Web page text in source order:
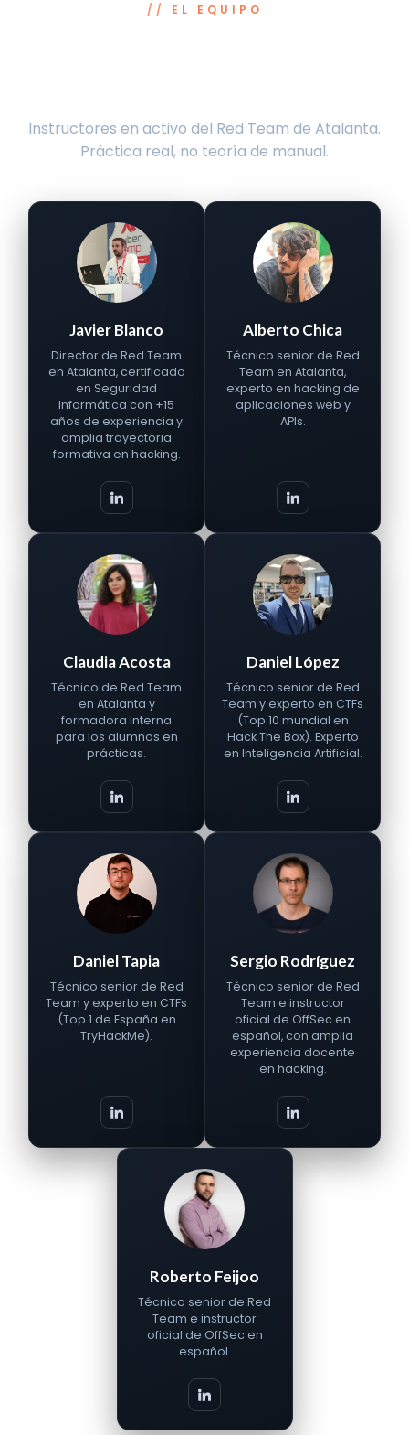
EL EQUIPO
Instructores en activo del Red Team de Atalanta.
Práctica real, no teoría de manual.
Javier Blanco
Director de Red Team
en Atalanta, certificado
en Seguridad
Informática con +15
años de experiencia y
amplia trayectoria
formativa en hacking.
Alberto Chica
Técnico senior de Red
Team en Atalanta,
experto en hacking de
aplicaciones web y
APIs.
Claudia Acosta
Técnico de Red Team
en Atalanta y
formadora interna
para los alumnos en
prácticas.
Daniel López
Técnico senior de Red
Team y experto en CTFs
(Top 10 mundial en
Hack The Box). Experto
en Inteligencia Artificial.
Daniel Tapia
Técnico senior de Red
Team y experto en CTFs
(Top 1 de España en
TryHackMe).
Sergio Rodríguez
Técnico senior de Red
Team e instructor
oficial de OffSec en
español, con amplia
experiencia docente
en hacking.
Roberto Feijoo
Técnico senior de Red
Team e instructor
oficial de OffSec en
español.